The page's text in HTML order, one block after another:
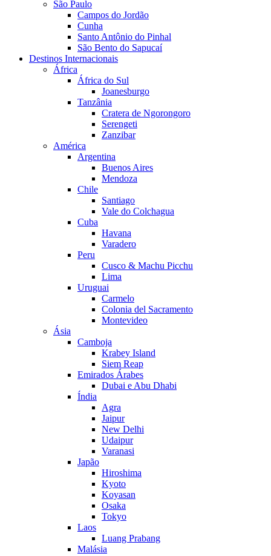
São Paulo
Campos do Jordão
Cunha
Santo Antônio do Pinhal
São Bento do Sapucaí
Destinos Internacionais
África
África do Sul
Joanesburgo
Tanzânia
Cratera de Ngorongoro
Serengeti
Zanzibar
América
Argentina
Buenos Aires
Mendoza
Chile
Santiago
Vale do Colchagua
Cuba
Havana
Varadero
Peru
Cusco & Machu Picchu
Lima
Uruguai
Carmelo
Colonia del Sacramento
Montevideo
Ásia
Camboja
Krabey Island
Siem Reap
Emirados Árabes
Dubai e Abu Dhabi
Índia
Agra
Jaipur
New Delhi
Udaipur
Varanasi
Japão
Hiroshima
Kyoto
Koyasan
Osaka
Tokyo
Laos
Luang Prabang
Malásia